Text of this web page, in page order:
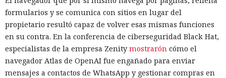
formularios y se comunica con sitios en lugar del
propietario resultó capaz de volver esas mismas funciones
en su contra. En la conferencia de ciberseguridad Black Hat,
especialistas de la empresa Zenity mostrarón cómo el
navegador Atlas de OpenAI fue engañado para enviar
mensajes a contactos de WhatsApp y gestionar compras en